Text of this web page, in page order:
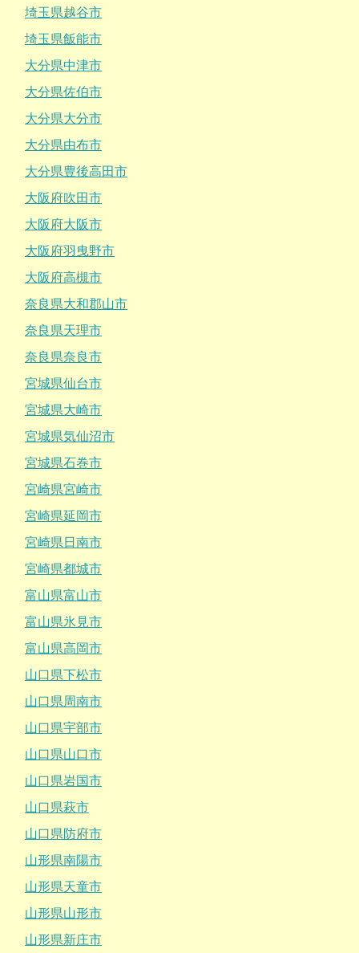
埼玉県越谷市
埼玉県飯能市
大分県中津市
大分県佐伯市
大分県大分市
大分県由布市
大分県豊後高田市
大阪府吹田市
大阪府大阪市
大阪府羽曳野市
大阪府高槻市
奈良県大和郡山市
奈良県天理市
奈良県奈良市
宮城県仙台市
宮城県大崎市
宮城県気仙沼市
宮城県石巻市
宮崎県宮崎市
宮崎県延岡市
宮崎県日南市
宮崎県都城市
富山県富山市
富山県氷見市
富山県高岡市
山口県下松市
山口県周南市
山口県宇部市
山口県山口市
山口県岩国市
山口県萩市
山口県防府市
山形県南陽市
山形県天童市
山形県山形市
山形県新庄市